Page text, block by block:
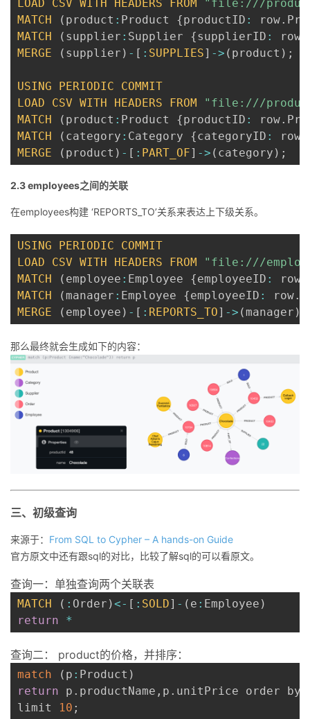
LOAD
CSV WITH HEADERS FROM
"file:///
MATCH
( product : Product {productID : row.
MATCH
( supplier : Supplier {supplierID : row
MERGE
( supplier ) - [ : SUPPLIES] -> ( product ) ;
USING PERIODIC
COMMIT
LOAD
CSV WITH HEADERS FROM
"file:///
MATCH
( product : Product {productID : row.
MATCH
( category : Category {categoryID : row
MERGE
( product ) - [ : PART_OF] -> ( category ) ;
2.3 employees之间的关联
在employees构建 ‘REPORTS_TO’关系来表达上下级关系。
USING PERIODIC
COMMIT
LOAD
CSV WITH HEADERS FROM
"file:///
MATCH
( employee : Employee {employeeID : row
MATCH
( manager : Employee {employeeID : row.
MERGE
( employee ) - [ : REPORTS_TO] -> ( manager )
那么最终就会生成如下的内容：
三、初级查询
来源于： From SQL to Cypher – A hands-on Guide
官方原文中还有跟sql的对比，比较了解sql的可以看原文。
查询一：单独查询两个关联表
MATCH ( : Order )<- [ : SOLD] - ( e : Employee )
return
*
查询二： product的价格，并排序：
match ( p : Product )
return p . productName , p . unitPrice order by
limit
10 ;